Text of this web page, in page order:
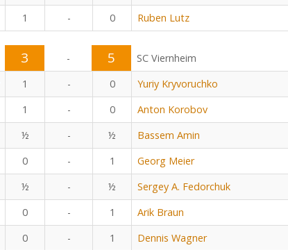
1 - 0 Ruben Lutz
3 - 5
SC Viernheim
1 - 0 Yuriy Kryvoruchko
1 - 0 Anton Korobov
½ - ½ Bassem Amin
0 - 1 Georg Meier
½ - ½ Sergey A. Fedorchuk
0 - 1 Arik Braun
0 - 1 Dennis Wagner